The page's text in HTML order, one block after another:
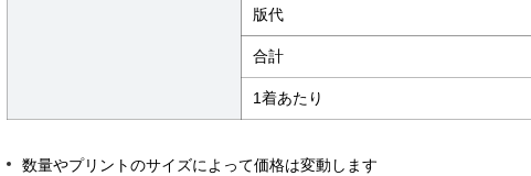
版代
合計
1着あたり
数量やプリントのサイズによって価格は変動します